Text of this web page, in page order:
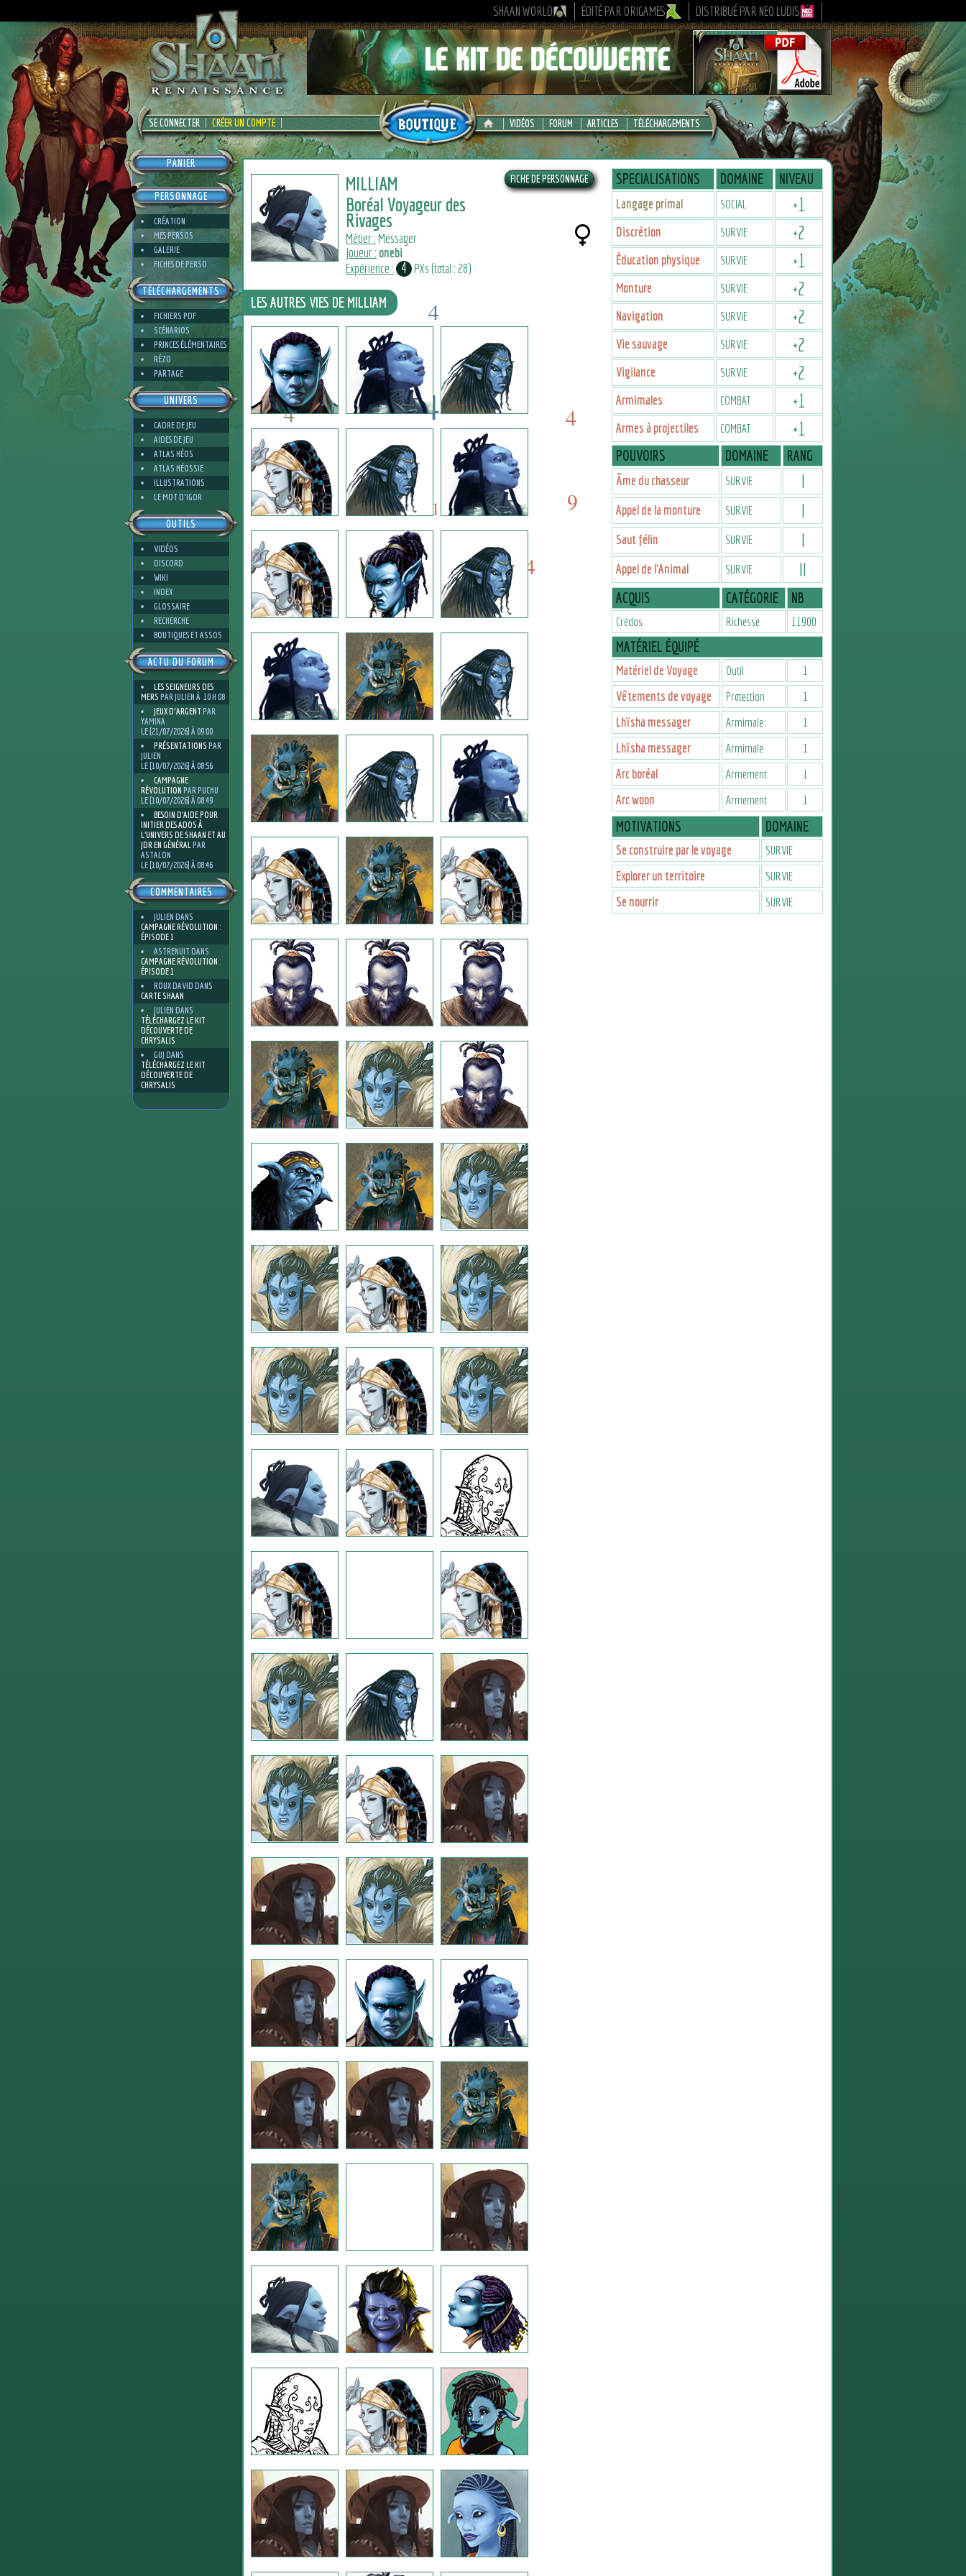
SHAAN WORLD ÉDITÉ PAR ORIGAMES DISTRIBUÉ PAR NEO LUDIS
SE CONNECTER CRÉER UN COMPTE VIDÉOS FORUM ARTICLES TÉLÉCHARGEMENTS
PANIER
PERSONNAGE
CRÉATION
MES PERSOS
GALERIE
FICHES DE PERSO
TÉLÉCHARGEMENTS
FICHIERS PDF
SCÉNARIOS
PRINCES ÉLÉMENTAIRES
RÉZO
PARTAGE
UNIVERS
CADRE DE JEU
AIDES DE JEU
ATLAS HÉOS
ATLAS HÉOSSIE
ILLUSTRATIONS
LE MOT D'IGOR
OUTILS
VIDÉOS
DISCORD
WIKI
INDEX
GLOSSAIRE
RECHERCHE
BOUTIQUES ET ASSOS
ACTU DU FORUM
LES SEIGNEURS DES
MERS PAR JULIEN À 10 H 08
JEUX D'ARGENT PAR
YAMINA
LE [21/07/2026] À 09:00
PRÉSENTATIONS PAR
JULIEN
LE [10/07/2026] À 08:56
CAMPAGNE
RÉVOLUTION PAR PUCHU
LE [10/07/2026] À 08:49
BESOIN D’AIDE POUR
INITIER DES ADOS À
L’UNIVERS DE SHAAN ET AU
JDR EN GÉNÉRALPAR
ASTALON
LE [10/07/2026] À 08:46
COMMENTAIRES
JULIEN DANS
CAMPAGNE RÉVOLUTION :
ÉPISODE 1
ASTRENUIT DANS
CAMPAGNE RÉVOLUTION :
ÉPISODE 1
ROUX DAVID DANS
CARTE SHAAN
JULIEN DANS
TÉLÉCHARGEZ LE KIT
DÉCOUVERTE DE
CHRYSALIS
GUJ DANS
TÉLÉCHARGEZ LE KIT
DÉCOUVERTE DE
CHRYSALIS
SPECIALISATIONS DOMAINE NIVEAU
Langage primal SOCIAL +1
Discrétion SURVIE +2
Éducation physique SURVIE +1
Monture SURVIE +2
Navigation SURVIE +2
Vie sauvage SURVIE +2
Vigilance SURVIE +2
Armimales COMBAT +1
Armes à projectiles COMBAT +1
POUVOIRS DOMAINE RANG
Âme du chasseur SURVIE I
Appel de la monture SURVIE I
Saut félin SURVIE I
Appel de l'Animal SURVIE II
ACQUIS CATÉGORIE NB
Crédos Richesse 11900
MATÉRIEL ÉQUIPÉ
Matériel de Voyage Outil 1
Vêtements de voyage Protection 1
Lhïsha messager Armimale 1
Lhïsha messager Armimale 1
Arc boréal Armement 1
Arc woon Armement 1
MOTIVATIONS DOMAINE
Se construire par le voyage SURVIE
Explorer un territoire SURVIE
Se nourrir SURVIE
MILLIAM
Boréal Voyageur des
Rivages
Métier : Messager
Joueur : onebi
Expérience : 4 PXs (total : 28)
13
7 13
4
7
1
4
3
4
1
4
1
4
9
4
LES AUTRES VIES DE MILLIAM